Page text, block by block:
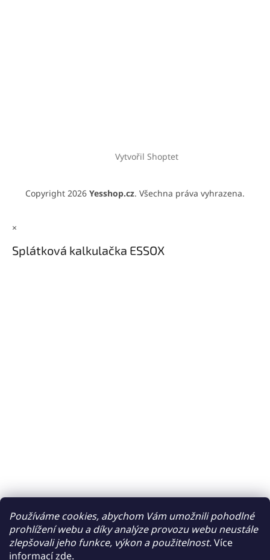
Používáme cookies, abychom Vám umožnili pohodlné
prohlížení webu a díky analýze provozu webu neustále
zlepšovali jeho funkce, výkon a použitelnost.Více
informacízde.
Vytvořil Shoptet
Copyright 2026 Yesshop.cz. Všechna práva vyhrazena.
×
Splátková kalkulačka ESSOX